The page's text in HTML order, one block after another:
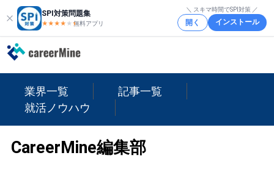
SPI対策問題集
★★★★ ★★
無料アプリ
＼ スキマ時間でSPI対策 ／
開く インストール
業界一覧
記事一覧
就活ノウハウ
CareerMine編集部